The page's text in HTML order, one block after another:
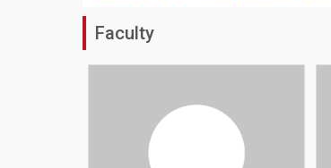
Faculty